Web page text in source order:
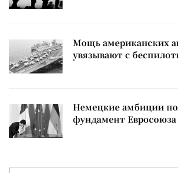
Мощь американских
увязывают с
Немецкие амбиции
фундамент Евросоюза